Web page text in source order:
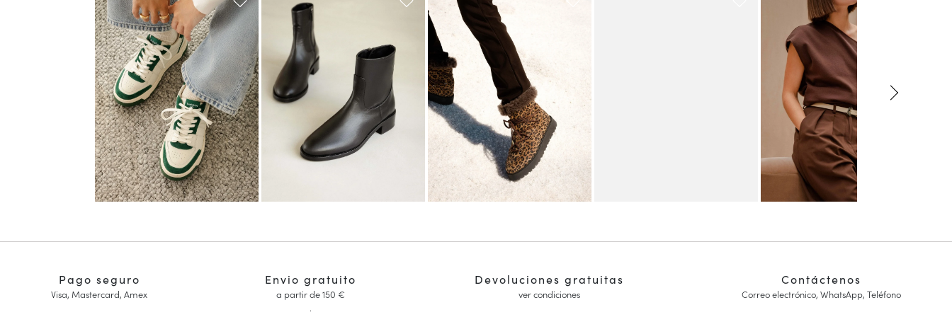
Envio gratuito
a partir de 150 €
.
Devoluciones gratuitas
ver condiciones
Pago seguro
Visa, Mastercard, Amex
Contáctenos
Correo electrónico, WhatsApp, Teléfono